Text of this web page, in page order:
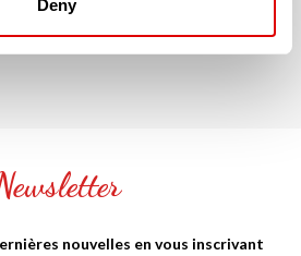
Deny
nouvelles en vous inscrivant